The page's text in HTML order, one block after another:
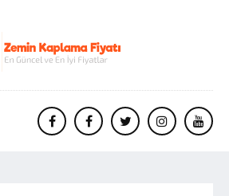
facebookFacebooktwitterinstagram